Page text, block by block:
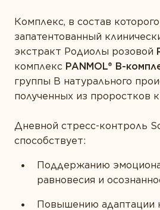
Комплекс, в состав
запатентованный
экстракт Родиолы розовой
комплекс PANMOL® B-
группы В натурального
полученных из проростков
Дневной стресс-контроль
способствует:
Поддержанию
равновесия и
Повышению адаптации